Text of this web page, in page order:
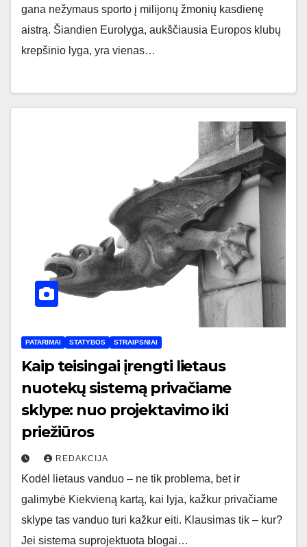
gana nežymaus sporto į milijonų žmonių kasdienę
aistrą. Šiandien Eurolyga, aukščiausia Europos klubų
krepšinio lyga, yra vienas…
PATARIMAI STATYBOS STRAIPSNIAI
Kaip teisingai įrengti lietaus
nuotekų sistemą privačiame
sklype: nuo projektavimo iki
priežiūros
REDAKCIJA
Kodėl lietaus vanduo – ne tik problema, bet ir
galimybė Kiekvieną kartą, kai lyja, kažkur privačiame
sklype tas vanduo turi kažkur eiti. Klausimas tik – kur?
Jei sistema suprojektuota blogai…